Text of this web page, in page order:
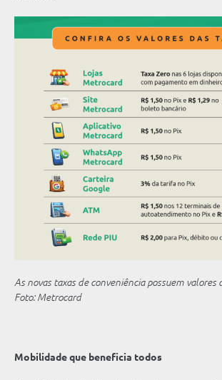
As novas taxas de conveniência possuem valores
Foto: Metrocard
Mobilidade que beneficia todos